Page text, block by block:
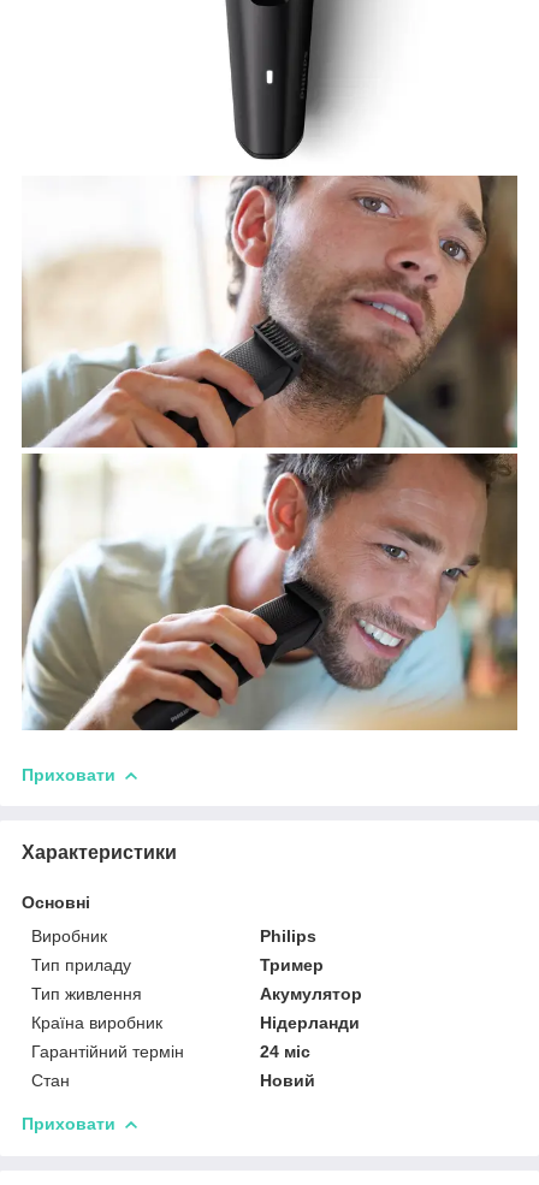
Приховати
Характеристики
Основні
Виробник
Philips
Тип приладу
Тример
Тип живлення
Акумулятор
Країна виробник
Нідерланди
Гарантійний термін
24 міс
Стан
Новий
Приховати